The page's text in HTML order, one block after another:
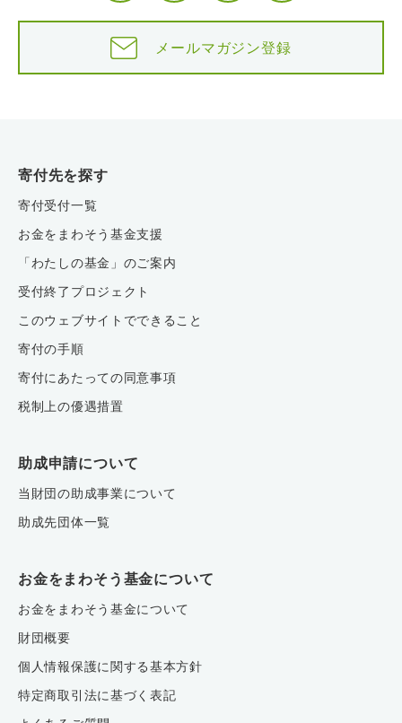
メールマガジン登録
寄付先を探す
寄付受付一覧
お金をまわそう基金支援
「わたしの基金」のご案内
受付終了プロジェクト
このウェブサイトでできること
寄付の手順
寄付にあたっての同意事項
税制上の優遇措置
助成申請について
当財団の助成事業について
助成先団体一覧
お金をまわそう基金について
お金をまわそう基金について
財団概要
個人情報保護に関する基本方針
特定商取引法に基づく表記